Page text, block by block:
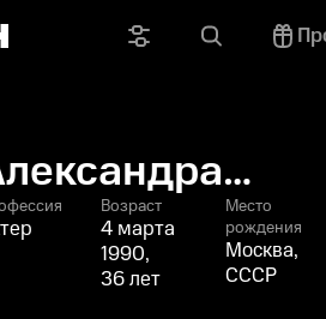
Возраст
4 марта
1990,
36 лет
Место
рождения
Москва,
СССР